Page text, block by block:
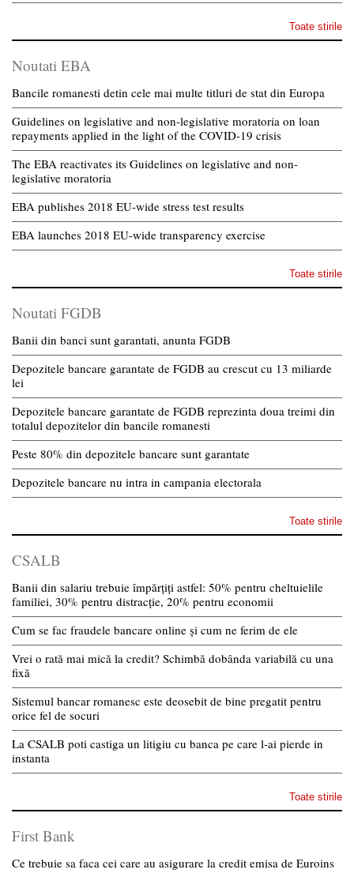
Toate stirile
Noutati EBA
Bancile romanesti detin cele mai multe titluri de stat din Europa
Guidelines on legislative and non-legislative moratoria on loan
repayments applied in the light of the COVID-19 crisis
The EBA reactivates its Guidelines on legislative and non-
legislative moratoria
EBA publishes 2018 EU-wide stress test results
EBA launches 2018 EU-wide transparency exercise
Toate stirile
Noutati FGDB
Banii din banci sunt garantati, anunta FGDB
Depozitele bancare garantate de FGDB au crescut cu 13 miliarde
lei
Depozitele bancare garantate de FGDB reprezinta doua treimi din
totalul depozitelor din bancile romanesti
Peste 80% din depozitele bancare sunt garantate
Depozitele bancare nu intra in campania electorala
Toate stirile
CSALB
Banii din salariu trebuie împărțiți astfel: 50% pentru cheltuielile
familiei, 30% pentru distracție, 20% pentru economii
Cum se fac fraudele bancare online și cum ne ferim de ele
Vrei o rată mai mică la credit? Schimbă dobânda variabilă cu una
fixă
Sistemul bancar romanesc este deosebit de bine pregatit pentru
orice fel de socuri
La CSALB poti castiga un litigiu cu banca pe care l-ai pierde in
instanta
Toate stirile
First Bank
Ce trebuie sa faca cei care au asigurare la credit emisa de Euroins